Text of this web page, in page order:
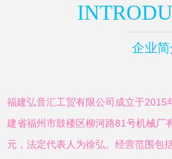
企业简
福建弘音汇工贸有限公司成立于2015
建省福州市鼓楼区柳河路81号机械厂
元，法定代表人为徐弘。经营范围包